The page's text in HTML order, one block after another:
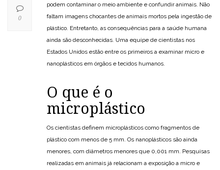
podem contaminar o meio ambiente e confundir animais. Não
faltam imagens chocantes de animais mortos pela ingestão de
plástico. Entretanto, as consequências para a saúde humana
ainda são desconhecidas. Uma equipe de cientistas nos
Estados Unidos estão entre os primeiros a examinar micro e
nanoplásticos em órgãos e tecidos humanos.
O que é o
microplástico
Os cientistas definem microplásticos como fragmentos de
plástico com menos de 5 mm. Os nanoplásticos são ainda
menores, com diâmetros menores que 0,001 mm. Pesquisas
realizadas em animais já relacionam a exposição a micro e
0